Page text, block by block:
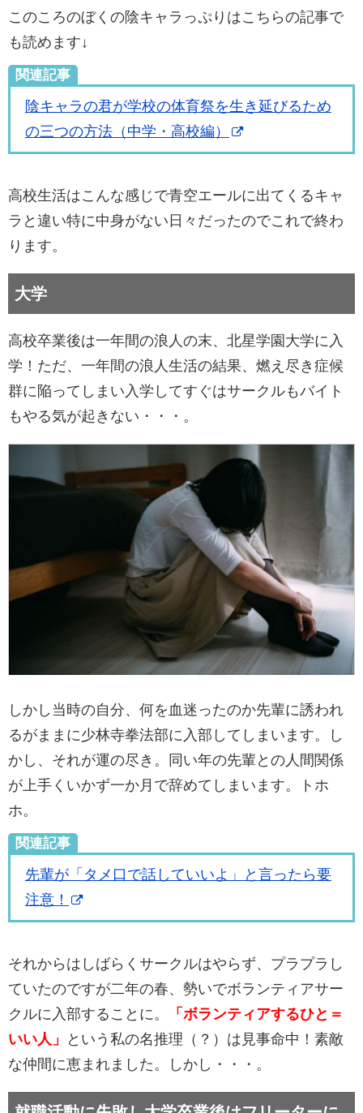
このころのぼくの陰キャラっぷりはこちらの記事で
も読めます↓
関連記事
陰キャラの君が学校の体育祭を生き延びるため
の三つの方法（中学・高校編）
高校生活はこんな感じで青空エールに出てくるキャ
ラと違い特に中身がない日々だったのでこれで終わ
ります。
大学
高校卒業後は一年間の浪人の末、北星学園大学に入
学！ ただ、一年間の浪人生活の結果、燃え尽き症候
群に陥ってしまい 入学してすぐはサークルもバイト
もやる気が起きない・・・。
しかし当時の自分、何を血迷ったのか先輩に誘われ
るがままに少林寺拳法部に入部してしまいます。し
かし、それが運の尽き。
同い年の先輩との人間関係
が上手くいかず一か月で辞めてしまいます。トホ
ホ。
関連記事
先輩が「タメ口で話していいよ」と言ったら要
注意！
それからはしばらくサークルはやらず、プラプラし
ていたのですが二年の春、勢いでボランティアサー
クルに入部することに。
「ボランティアするひと＝
いい人」
という私の名推理（？）は見事命中！素敵
な仲間に恵まれました。しかし・・・。